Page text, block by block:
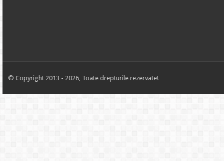
© Copyright 2013 - 2026, Toate drepturile rezervate!